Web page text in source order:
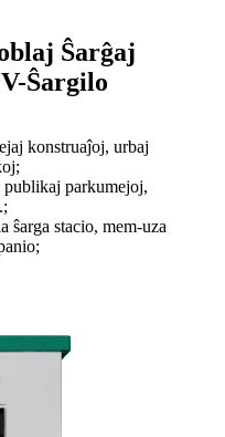
Ŝarĝaj
Ŝargilo
konstruaĵoj, urbaj
parkumejoj,
ŝarga stacio, mem-uza